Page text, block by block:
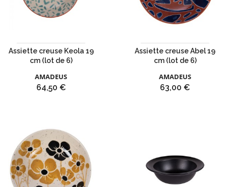
Assiette creuse Keola 19
cm (lot de 6)
AMADEUS
Prix
64,50 €
Assiette creuse Abel 19
cm (lot de 6)
AMADEUS
Prix
63,00 €